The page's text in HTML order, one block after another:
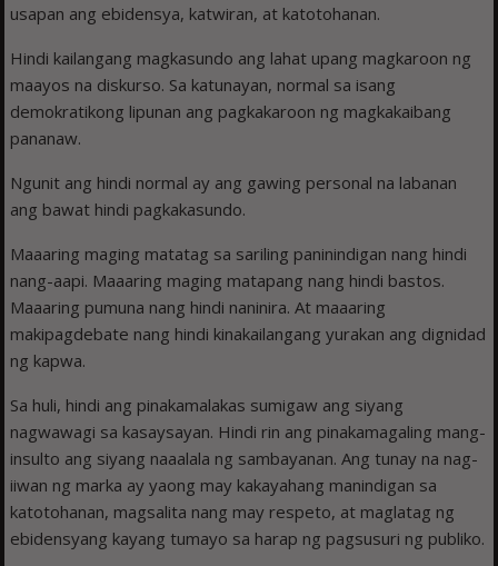
usapan ang ebidensya, katwiran, at katotohanan.
Hindi kailangang magkasundo ang lahat upang magkaroon ng
maayos na diskurso. Sa katunayan, normal sa isang
demokratikong lipunan ang pagkakaroon ng magkakaibang
pananaw.
Ngunit ang hindi normal ay ang gawing personal na labanan
ang bawat hindi pagkakasundo.
Maaaring maging matatag sa sariling paninindigan nang hindi
nang-aapi. Maaaring maging matapang nang hindi bastos.
Maaaring pumuna nang hindi naninira. At maaaring
makipagdebate nang hindi kinakailangang yurakan ang dignidad
ng kapwa.
Sa huli, hindi ang pinakamalakas sumigaw ang siyang
nagwawagi sa kasaysayan. Hindi rin ang pinakamagaling mang-
insulto ang siyang naaalala ng sambayanan. Ang tunay na nag-
iiwan ng marka ay yaong may kakayahang manindigan sa
katotohanan, magsalita nang may respeto, at maglatag ng
ebidensyang kayang tumayo sa harap ng pagsusuri ng publiko.